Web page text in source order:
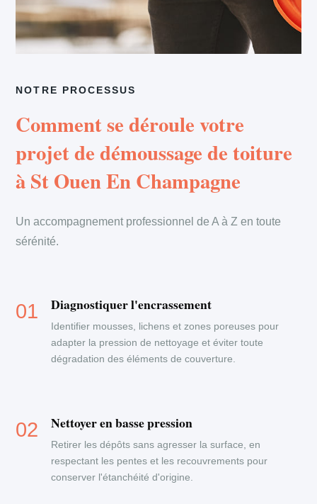
NOTRE PROCESSUS
Comment se déroule votre
projet de démoussage de toiture
à St Ouen En Champagne
Un accompagnement professionnel de A à Z en toute
sérénité.
Diagnostiquer l'encrassement
Identifier mousses, lichens et zones poreuses pour
adapter la pression de nettoyage et éviter toute
dégradation des éléments de couverture.
Nettoyer en basse pression
Retirer les dépôts sans agresser la surface, en
respectant les pentes et les recouvrements pour
conserver l'étanchéité d'origine.